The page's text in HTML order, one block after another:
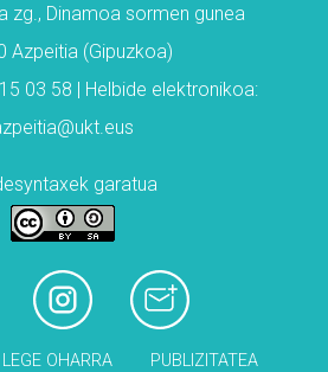
zg., Dinamoa sormen gunea
Azpeitia (Gipuzkoa)
03 58 | Helbide elektronikoa:
garatua
LEGE OHARRA PUBLIZITATEA